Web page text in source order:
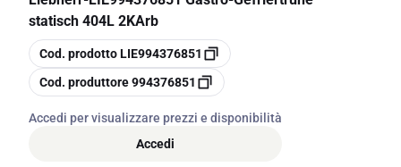
statisch 404L 2KArb
copia
Cod. prodottoLIE994376851
copia
Cod. produttore994376851
Accedi per visualizzare prezzi e disponibilità
Accedi